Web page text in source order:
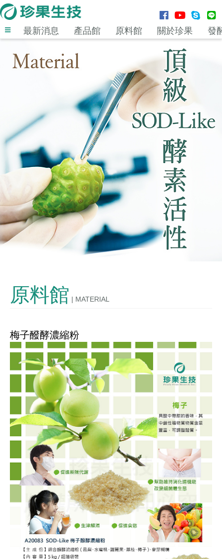
最新消息 產品館 原料館 關於珍果 發
登入
最新消息
產品館
關於珍果
發酵技術
購物說明
聯絡我們
原料館 | MATERIAL
梅子醱酵濃縮粉